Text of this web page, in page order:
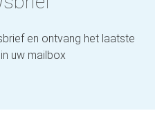
en ontvang het laatste
uw mailbox